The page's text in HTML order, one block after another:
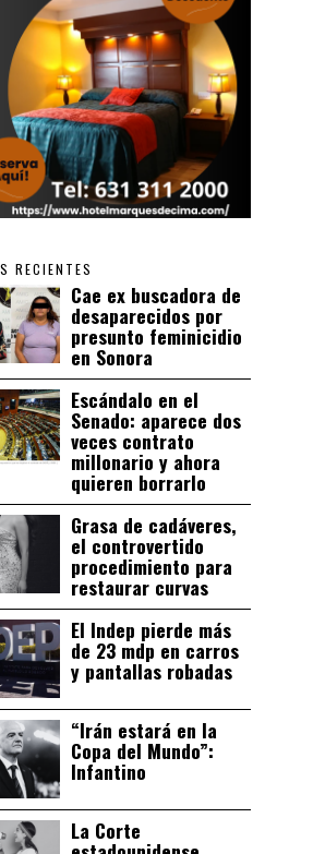
RECIENTES
Cae ex buscadora de
desaparecidos por
presunto feminicidio
en Sonora
Escándalo en el
Senado: aparece dos
veces contrato
millonario y ahora
quieren borrarlo
Grasa de cadáveres,
el controvertido
procedimiento para
restaurar curvas
El Indep pierde más
de 23 mdp en carros
y pantallas robadas
“Irán estará en la
Copa del Mundo”:
Infantino
La Corte